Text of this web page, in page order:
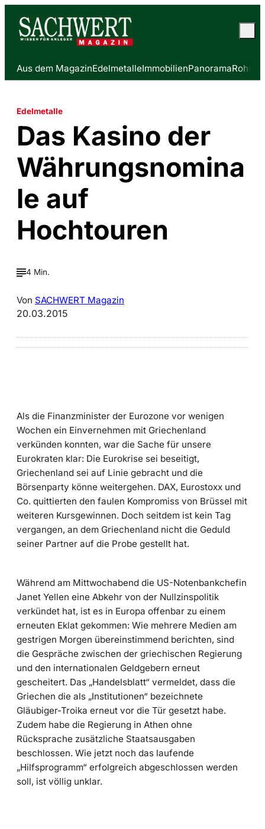
Aus dem MagazinEdelmetalleImmobilienPanorama
Edelmetalle
Das Kasino der
Währungsnomina
le auf
Hochtouren
4 Min.
Von SACHWERT Magazin
20.03.2015
Als die Finanzminister der Eurozone vor wenigen
Wochen ein Einvernehmen mit Griechenland
verkünden konnten, war die Sache für unsere
Eurokraten klar: Die Eurokrise sei beseitigt,
Griechenland sei auf Linie gebracht und die
Börsenparty könne weitergehen. DAX, Eurostoxx und
Co. quittierten den faulen Kompromiss von Brüssel mit
weiteren Kursgewinnen. Doch seitdem ist kein Tag
vergangen, an dem Griechenland nicht die Geduld
seiner Partner auf die Probe gestellt hat.
Während am Mittwochabend die US-Notenbankchefin
Janet Yellen eine Abkehr von der Nullzinspolitik
verkündet hat, ist es in Europa offenbar zu einem
erneuten Eklat gekommen: Wie mehrere Medien am
gestrigen Morgen übereinstimmend berichten, sind
die Gespräche zwischen der griechischen Regierung
und den internationalen Geldgebern erneut
gescheitert. Das „Handelsblatt“ vermeldet, dass die
Griechen die als „Institutionen“ bezeichnete
Gläubiger-Troika erneut vor die Tür gesetzt habe.
Zudem habe die Regierung in Athen ohne
Rücksprache zusätzliche Staatsausgaben
beschlossen. Wie jetzt noch das laufende
„Hilfsprogramm“ erfolgreich abgeschlossen werden
soll, ist völlig unklar.